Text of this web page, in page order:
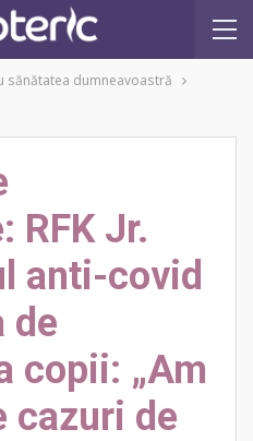
sănătatea dumneavoastră
RFK Jr.
anti-covid
de
copii: „Am
cazuri de